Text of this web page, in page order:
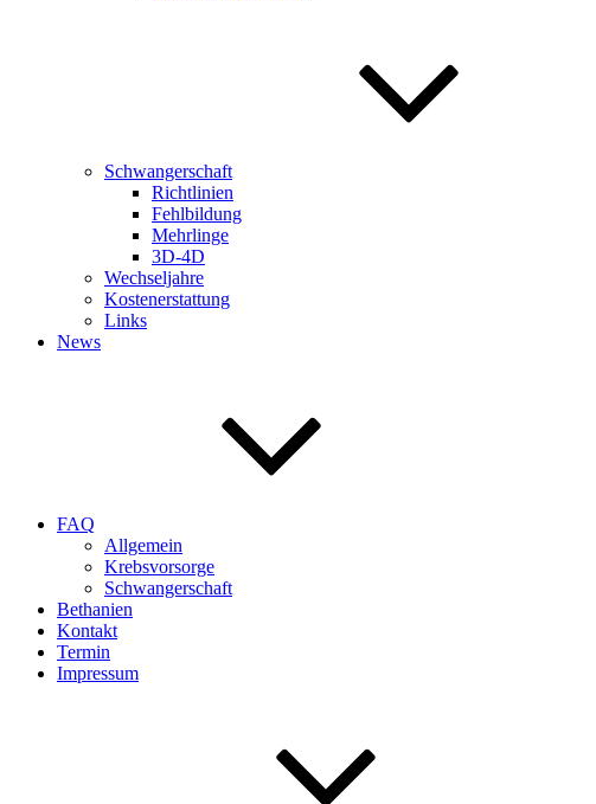
Schwangerschaft
Richtlinien
Fehlbildung
Mehrlinge
3D-4D
Wechseljahre
Kostenerstattung
Links
News
FAQ
Allgemein
Krebsvorsorge
Schwangerschaft
Bethanien
Kontakt
Termin
Impressum